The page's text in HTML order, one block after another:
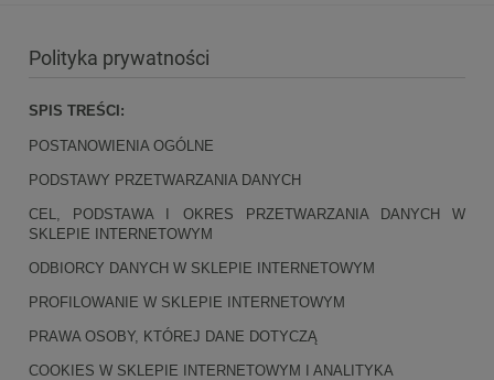
Polityka prywatności
SPIS TREŚCI:
POSTANOWIENIA OGÓLNE
PODSTAWY PRZETWARZANIA DANYCH
CEL, PODSTAWA I OKRES PRZETWARZANIA DANYCH W
SKLEPIE INTERNETOWYM
ODBIORCY DANYCH W SKLEPIE INTERNETOWYM
PROFILOWANIE W SKLEPIE INTERNETOWYM
PRAWA OSOBY, KTÓREJ DANE DOTYCZĄ
COOKIES W SKLEPIE INTERNETOWYM I ANALITYKA